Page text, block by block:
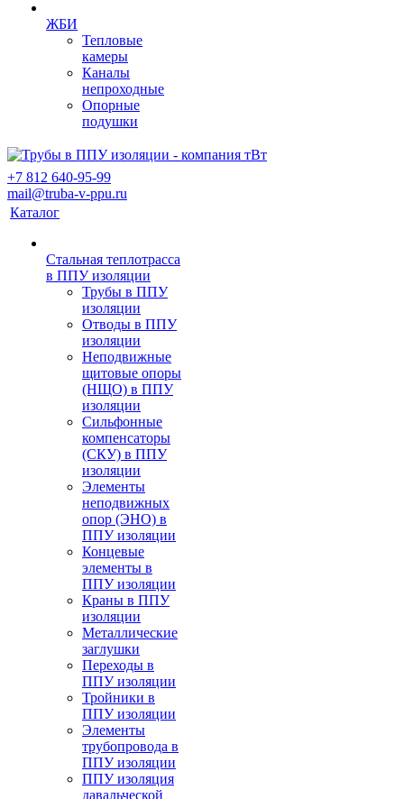
ЖБИ
Тепловые
камеры
Каналы
непроходные
Опорные
подушки
+7 812 640-95-99
mail@truba-v-ppu.ru
Каталог
Стальная теплотрасса
в ППУ изоляции
Трубы в ППУ
изоляции
Отводы в ППУ
изоляции
Неподвижные
щитовые опоры
(НЩО) в ППУ
изоляции
Cильфонные
компенсаторы
(СКУ) в ППУ
изоляции
Элементы
неподвижных
опор (ЭНО) в
ППУ изоляции
Концевые
элементы в
ППУ изоляции
Краны в ППУ
изоляции
Металлические
заглушки
Переходы в
ППУ изоляции
Тройники в
ППУ изоляции
Элементы
трубопровода в
ППУ изоляции
ППУ изоляция
давальческой